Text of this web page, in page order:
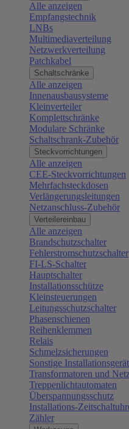
Alle anzeigen
Empfangstechnik
LNBs
Multimediaverteilung
Netzwerkverteilung
Patchkabel
Schaltschränke
Alle anzeigen
Innenausbausysteme
Kleinverteiler
Komplettschränke
Modulare Schränke
Schaltschrank-Zubehör
Steckvorrichtungen
Alle anzeigen
CEE-Steckvorrichtungen
Mehrfachsteckdosen
Verlängerungsleitungen
Netzanschluss-Zubehör
Verteilereinbau
Alle anzeigen
Brandschutzschalter
Fehlerstromschutzschalter
FI-LS-Schalter
Hauptschalter
Installationsschütze
Kleinsteuerungen
Leitungsschutzschalter
Phasenschienen
Reihenklemmen
Relais
Schmelzsicherungen
Sonstige
Transformatoren und
Treppenlichtautomaten
Überspannungsschutz
Installations-
Zähler